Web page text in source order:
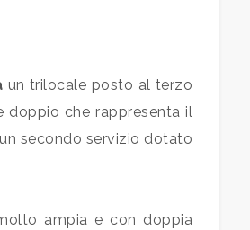
un trilocale posto al terzo
doppio che rappresenta il
secondo servizio dotato
ampia e con doppia